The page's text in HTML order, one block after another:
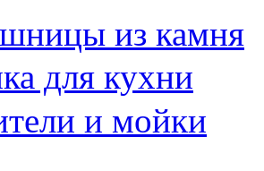
из камня
для кухни
и мойки